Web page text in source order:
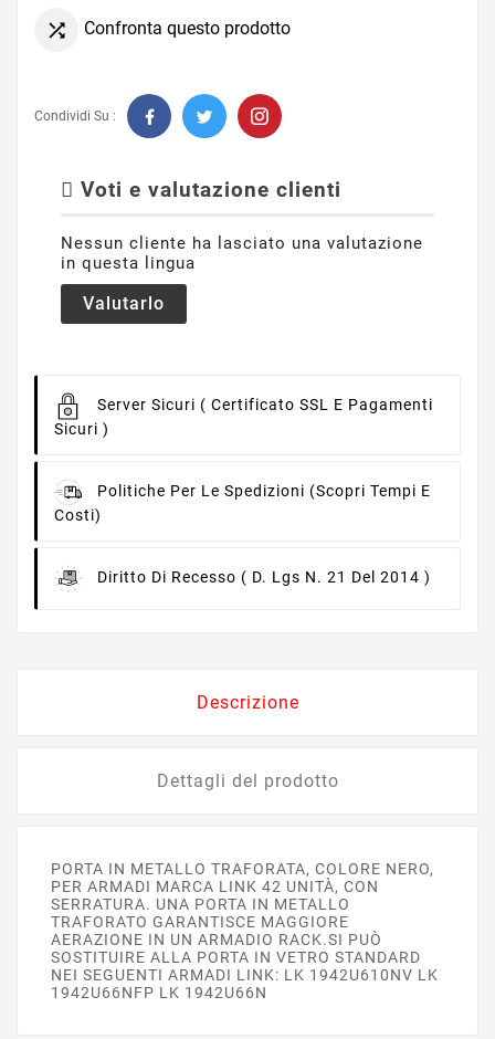
 Confronta questo prodotto
Condividi Su :
Voti e valutazione clienti
Nessun cliente ha lasciato una valutazione
in questa lingua
Valutarlo
Server Sicuri ( Certificato SSL E Pagamenti
Sicuri )
Politiche Per Le Spedizioni (scopri Tempi E
Costi)
Diritto Di Recesso ( D. Lgs N. 21 Del 2014 )
Descrizione
Dettagli del prodotto
PORTA IN METALLO TRAFORATA, COLORE NERO,
PER ARMADI MARCA LINK 42 UNITÀ, CON
SERRATURA. UNA PORTA IN METALLO
TRAFORATO GARANTISCE MAGGIORE
AERAZIONE IN UN ARMADIO RACK.SI PUÒ
SOSTITUIRE ALLA PORTA IN VETRO STANDARD
NEI SEGUENTI ARMADI LINK: LK 1942U610NV LK
1942U66NFP LK 1942U66N